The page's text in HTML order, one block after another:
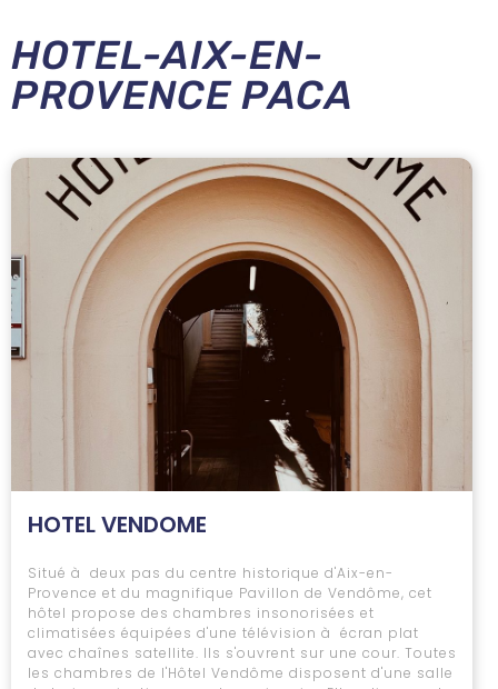
HOTEL-AIX-EN-
PROVENCE PACA
HOTEL VENDOME
Situé à deux pas du centre historique d'Aix-en-
Provence et du magnifique Pavillon de Vendôme, cet
hôtel propose des chambres insonorisées et
climatisées équipées d'une télévision à écran plat
avec chaînes satellite. Ils s'ouvrent sur une cour. Toutes
les chambres de l'Hôtel Vendôme disposent d'une salle